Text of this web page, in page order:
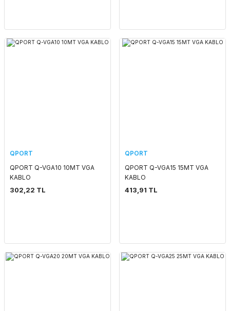
QPORT
QPORT Q-VGA10 10MT VGA
KABLO
302,22 TL
QPORT
QPORT Q-VGA15 15MT VGA
KABLO
413,91 TL